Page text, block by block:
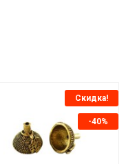
Скидка!
-40%